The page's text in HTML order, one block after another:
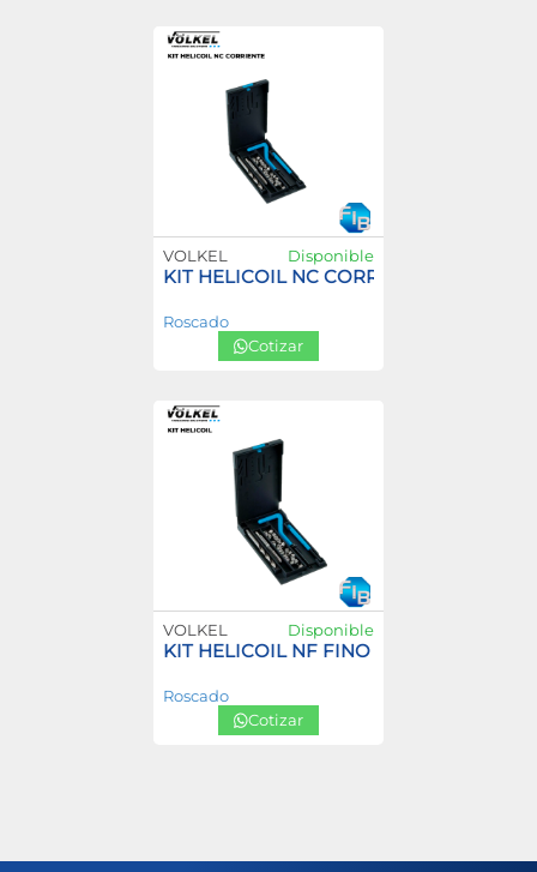
VOLKEL Disponible
KIT HELICOIL NC CORRIENTE
Roscado
Cotizar
VOLKEL Disponible
KIT HELICOIL NF FINO
Roscado
Cotizar